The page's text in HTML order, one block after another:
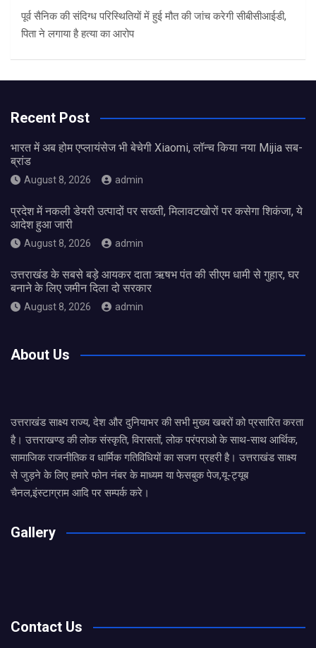
पूर्व सैनिक की संदिग्ध परिस्थितियों में हुई मौत की जांच करेगी सीबीसीआईडी,
पिता ने लगाया है हत्या का आरोप
Recent Post
भारत में अब होम एप्लायंसेज भी बेचेगी Xiaomi, लॉन्च किया नया Mijia सब-
ब्रांड
August 8, 2026 admin
प्रदेश में नकली डेयरी उत्पादों पर सख्ती, मिलावटखोरों पर कसेगा शिकंजा, ये
आदेश हुआ जारी
August 8, 2026 admin
उत्तराखंड के सबसे बड़े आयकर दाता ऋषभ पंत की सीएम धामी से गुहार, घर
बनाने के लिए जमीन दिला दो सरकार
August 8, 2026 admin
About Us
उत्तराखंड साक्ष्य राज्य, देश और दुनियाभर की सभी मुख्य खबरों को प्रसारित करता
है। उत्तराखण्ड की लोक संस्कृति, विरासतों, लोक परंपराओ के साथ-साथ आर्थिक,
सामाजिक राजनीतिक व धार्मिक गतिविधियों का सजग प्रहरी है। उत्तराखंड साक्ष्य
से जुड़ने के लिए हमारे फोन नंबर के माध्यम या फेसबुक पेज,यू-ट्यूब
चैनल,इंस्टाग्राम आदि पर सम्पर्क करे।
Gallery
Contact Us